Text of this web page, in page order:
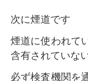
次に煙道です
煙道に使われて
含有されていな
必ず検査機関を